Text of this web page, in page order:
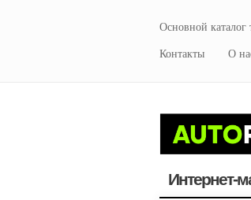
Основной каталог
Контакты О
Интернет-